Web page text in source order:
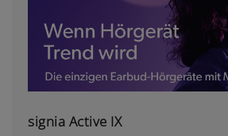
signia Active IX